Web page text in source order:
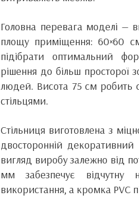
Головна перевага моделі —
площу приміщення: 60×60
підібрати оптимальний
рішення до більш просторої
людей. Висота 75 см робить
стільцями.
Стільниця виготовлена з
двосторонній
вигляд виробу залежно від
мм забезпечує відчутну
використання, а кромка PVC